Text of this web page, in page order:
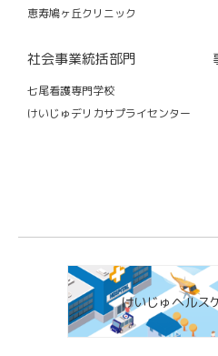
恵寿鳩ヶ丘クリニック
社会事業統括部門
七尾看護専門学校
けいじゅデリカサプライセンター
けいじゅヘルス